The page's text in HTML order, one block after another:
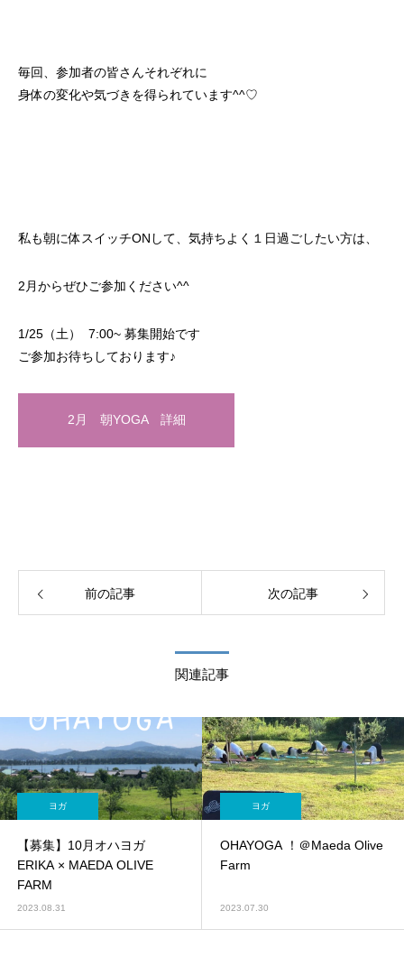
毎回、参加者の皆さんそれぞれに
身体の変化や気づきを得られています^^♡
私も朝に体スイッチONして、気持ちよく１日過ごしたい方は、
2月からぜひご参加ください^^
1/25（土） 7:00~ 募集開始です
ご参加お待ちしております♪
2月 朝YOGA 詳細
前の記事 次の記事
関連記事
ヨガ
【募集】10月オハヨガ
ERIKA × MAEDA OLIVE
FARM
2023.08.31
ヨガ
OHAYOGA ！＠Maeda Olive
Farm
2023.07.30